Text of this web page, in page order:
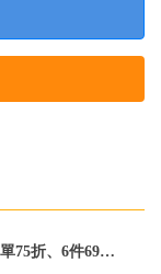
件69折～全館任選